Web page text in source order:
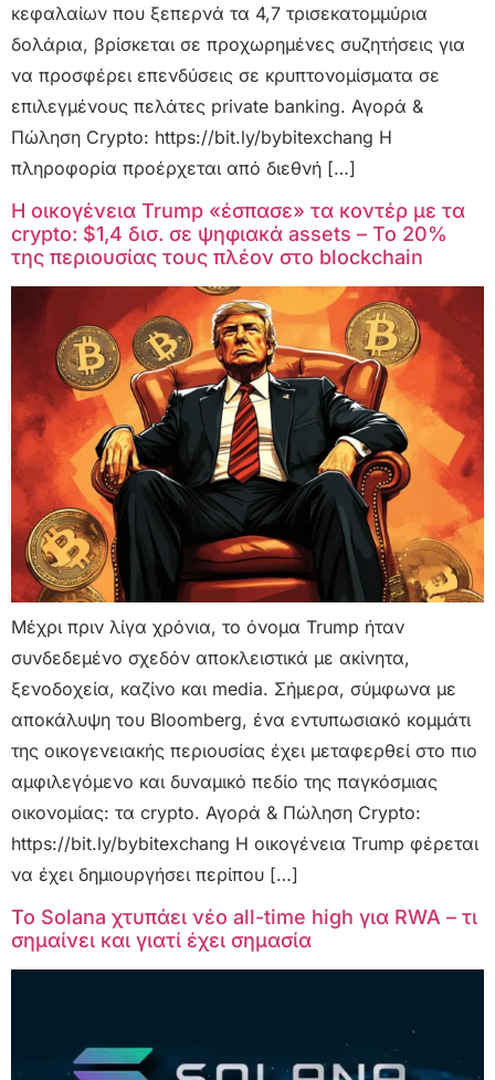
κεφαλαίων που ξεπερνά τα 4,7 τρισεκατομμύρια
δολάρια, βρίσκεται σε προχωρημένες συζητήσεις για
να προσφέρει επενδύσεις σε κρυπτονομίσματα σε
επιλεγμένους πελάτες private banking. Αγορά &
Πώληση Crypto: https://bit.ly/bybitexchang Η
πληροφορία προέρχεται από διεθνή […]
Η οικογένεια Trump «έσπασε» τα κοντέρ με τα
crypto: $1,4 δισ. σε ψηφιακά assets – Το 20%
της περιουσίας τους πλέον στο blockchain
Μέχρι πριν λίγα χρόνια, το όνομα Trump ήταν
συνδεδεμένο σχεδόν αποκλειστικά με ακίνητα,
ξενοδοχεία, καζίνο και media. Σήμερα, σύμφωνα με
αποκάλυψη του Bloomberg, ένα εντυπωσιακό κομμάτι
της οικογενειακής περιουσίας έχει μεταφερθεί στο πιο
αμφιλεγόμενο και δυναμικό πεδίο της παγκόσμιας
οικονομίας: τα crypto. Αγορά & Πώληση Crypto:
https://bit.ly/bybitexchang Η οικογένεια Trump φέρεται
να έχει δημιουργήσει περίπου […]
Το Solana χτυπάει νέο all-time high για RWA – τι
σημαίνει και γιατί έχει σημασία